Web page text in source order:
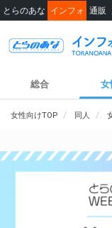
とらのあな インフォ 通販
総合 女
女性向けTOP 同人